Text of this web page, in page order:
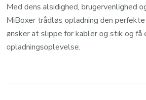
Med dens alsidighed, brugervenlighed
MiBoxer trådløs opladning den
ønsker at slippe for kabler og stik og få
opladningsoplevelse.